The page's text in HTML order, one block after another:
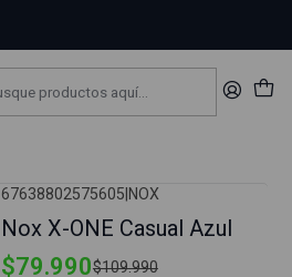
67638802575605 NOX
Nox X-ONE Casual Azul
$79.990$109.990